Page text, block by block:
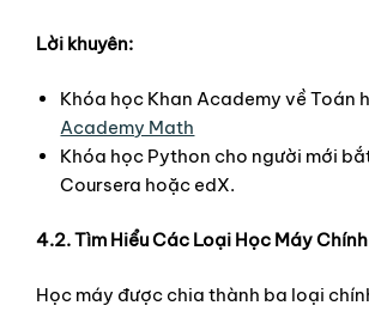
Lời khuyên:
Khóa học Khan Academy về Toán
Academy Math
Khóa học Python cho người mới
Coursera hoặc edX.
4.2. Tìm Hiểu Các Loại Học Máy Chính
Học máy được chia thành ba loại